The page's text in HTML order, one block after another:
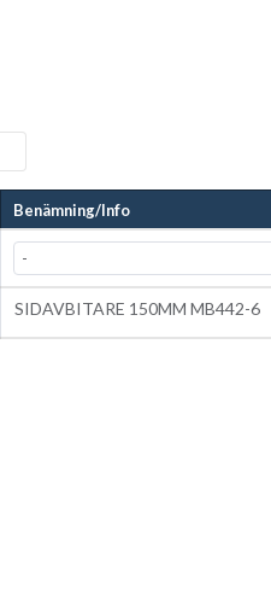
Benämning/Info
SIDAVBITARE 150MM MB442-6